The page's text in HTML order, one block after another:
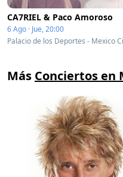
CA7RIEL & Paco Amoroso
6 Ago · Jue, 20:00
Más Conciertos en